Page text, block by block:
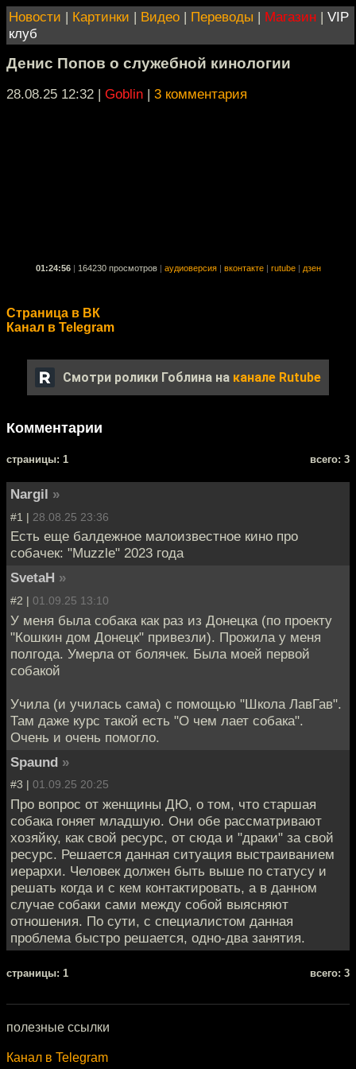
Новости | Картинки | Видео | Переводы | Магазин | VIP
клуб
Денис Попов о служебной кинологии
28.08.25 12:32 | Goblin | 3 комментария
01:24:56 164230 просмотров аудиоверсия вконтакте rutube дзен
Страница в ВК
Канал в Telegram
Смотри ролики Гоблина на канале Rutube
Комментарии
cтраницы: 1 всего: 3
Nargil »
#1 | 28.08.25 23:36
Есть еще балдежное малоизвестное кино про
собачек: "Muzzle" 2023 года
SvetaH »
#2 | 01.09.25 13:10
У меня была собака как раз из Донецка (по проекту
"Кошкин дом Донецк" привезли). Прожила у меня
полгода. Умерла от болячек. Была моей первой
собакой
Учила (и училась сама) с помощью "Школа ЛавГав".
Там даже курс такой есть "О чем лает собака".
Очень и очень помогло.
Spaund »
#3 | 01.09.25 20:25
Про вопрос от женщины ДЮ, о том, что старшая
собака гоняет младшую. Они обе рассматривают
хозяйку, как свой ресурс, от сюда и "драки" за свой
ресурс. Решается данная ситуация выстраиванием
иерархи. Человек должен быть выше по статусу и
решать когда и с кем контактировать, а в данном
случае собаки сами между собой выясняют
отношения. По сути, с специалистом данная
проблема быстро решается, одно-два занятия.
cтраницы: 1 всего: 3
полезные ссылки
Канал в Telegram